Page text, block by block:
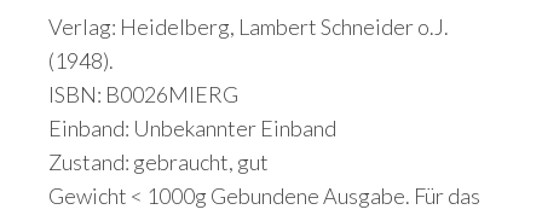
Verlag: Heidelberg, Lambert Schneider o.J.
(1948).
ISBN: B0026MIERG
Einband: Unbekannter Einband
Zustand: gebraucht, gut
Gewicht < 1000g Gebundene Ausgabe. Für das